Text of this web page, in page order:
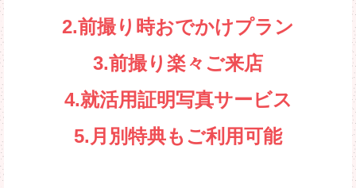
2.前撮り時おでかけプラン
3.前撮り楽々ご来店
4.就活用証明写真サービス
5.月別特典もご利用可能